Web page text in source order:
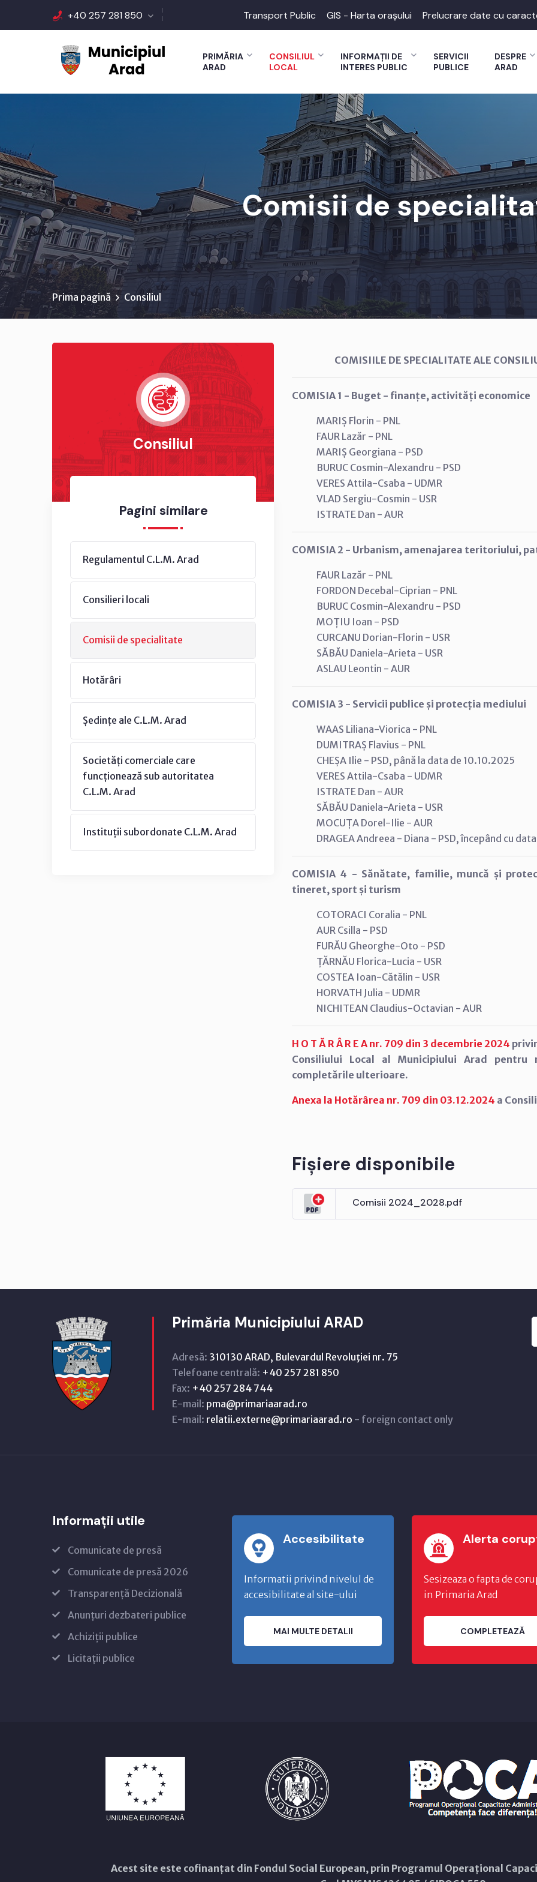
+40 257 281 850 Transport Public GIS - Harta orașului Prelucrare date cu
PRIMĂRIA
ARAD
CONSILIUL
LOCAL
INFORMAȚII DE
INTERES PUBLIC
SERVICII
PUBLICE
DESPRE
ARAD
Comisii de
Prima pagină Consiliul
Consiliul
Pagini similare
Regulamentul C.L.M. Arad
Consilieri locali
Comisii de specialitate
Hotărâri
Ședințe ale C.L.M. Arad
Societăți comerciale care
funcționează sub autoritatea
C.L.M. Arad
Instituții subordonate C.L.M. Arad
COMISIILE DE SPECIALITATE ALE
COMISIA 1 - Buget - finanțe, activități economice
MARIȘ Florin - PNL
FAUR Lazăr - PNL
MARIȘ Georgiana - PSD
BURUC Cosmin-Alexandru - PSD
VERES Attila-Csaba - UDMR
VLAD Sergiu-Cosmin - USR
ISTRATE Dan - AUR
COMISIA 2 - Urbanism, amenajarea teritoriului,
FAUR Lazăr - PNL
FORDON Decebal-Ciprian - PNL
BURUC Cosmin-Alexandru - PSD
MOȚIU Ioan - PSD
CURCANU Dorian-Florin - USR
SĂBĂU Daniela-Arieta - USR
ASLAU Leontin - AUR
COMISIA 3 - Servicii publice și protecția mediului
WAAS Liliana-Viorica - PNL
DUMITRAȘ Flavius - PNL
CHEȘA Ilie - PSD, până la data de 10.10.2025
VERES Attila-Csaba - UDMR
ISTRATE Dan - AUR
SĂBĂU Daniela-Arieta - USR
MOCUȚA Dorel-Ilie - AUR
DRAGEA Andreea - Diana - PSD, începând cu
COMISIA 4 - Sănătate, familie, muncă și
tineret, sport și turism
COTORACI Coralia - PNL
AUR Csilla - PSD
FURĂU Gheorghe-Oto - PSD
ȚĂRNĂU Florica-Lucia - USR
COSTEA Ioan-Cătălin - USR
HORVATH Julia - UDMR
NICHITEAN Claudius-Octavian - AUR
H O T Ă R Â R E A nr. 709 din 3 decembrie 2024
Consiliului Local al Municipiului Arad
completările ulterioare.
Anexa la Hotărârea nr. 709 din 03.12.2024 a
Fișiere disponibile
Comisii 2024_2028.pdf
Primăria Municipiului ARAD
Adresă: 310130 ARAD, Bulevardul Revoluţiei nr. 75
Telefoane centrală: +40 257 281 850
Fax: +40 257 284 744
E-mail: pma@primariaarad.ro
E-mail: relatii.externe@primariaarad.ro - foreign contact only
Informații utile
Comunicate de presă
Comunicate de presă 2026
Transparență Decizională
Anunțuri dezbateri publice
Achiziții publice
Licitații publice
Accesibilitate
Informatii privind nivelul de
accesibilitate al site-ului
MAI MULTE DETALII
Alerta
Sesizeaza o fapta de
in Primaria Arad
COMPLETEAZĂ
Acest site este cofinanțat din Fondul Social European, prin Programul Operațional